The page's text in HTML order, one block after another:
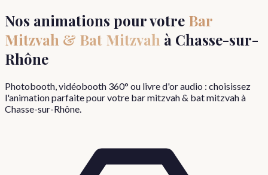
Nos animations pour votre Bar
Mitzvah & Bat Mitzvah à Chasse-sur-
Rhône
Photobooth, vidéobooth 360° ou livre d'or audio : choisissez
l'animation parfaite pour votre bar mitzvah & bat mitzvahà
Chasse-sur-Rhône.